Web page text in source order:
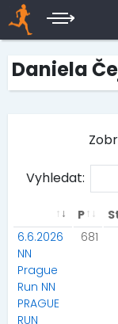
Daniela
Vyhledat:
P
6.6.2026
NN
Prague
Run NN
PRAGUE
RUN
681